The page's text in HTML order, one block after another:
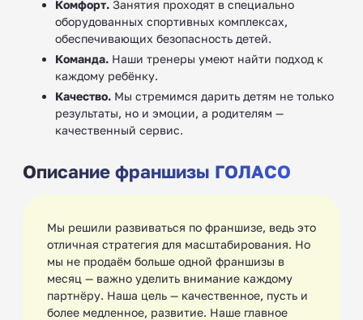
Комфорт. Занятия проходят в специально
оборудованных спортивных комплексах,
обеспечивающих безопасность детей.
Команда. Наши тренеры умеют найти подход к
каждому ребёнку.
Качество. Мы стремимся дарить детям не только
результаты, но и эмоции, а родителям —
качественный сервис.
Описание франшизы ГОЛАСО
Мы решили развиваться по франшизе, ведь это
отличная стратегия для масштабирования. Но
мы не продаём больше одной франшизы в
месяц — важно уделить внимание каждому
партнёру. Наша цель — качественное, пусть и
более медленное, развитие. Наше главное